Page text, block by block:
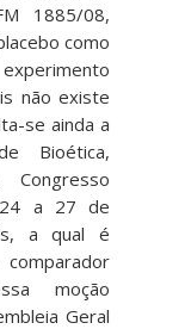
1885/08,
como
não existe
se ainda a
Bioética,
24 a 27 de
a qual é
moção
Geral